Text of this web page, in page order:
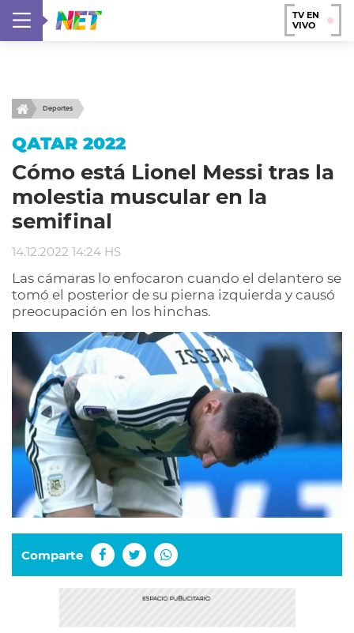
TV EN
VIVO
Deportes
QATAR 2022
Cómo está Lionel Messi tras la
molestia muscular en la
semifinal
14.12.2022 14:24 HS
Las cámaras lo enfocaron cuando el delantero se
tomó el posterior de su pierna izquierda y causó
preocupación en los hinchas.
Comparte